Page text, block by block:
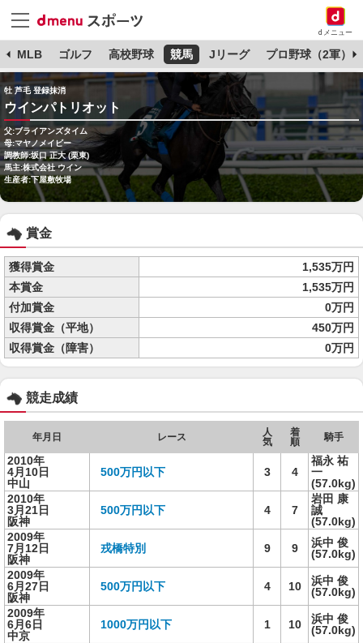
dメニュー
MLB ゴルフ 高校野球 競馬 Jリーグ プロ野球（2軍）
牡 芦毛 登録抹消
ウインパトリオット
父:ブライアンズタイム
母:マヤノメイビー
調教師:坂口 正大 (栗東)
馬主:株式会社 ウイン
生産者:下屋敷牧場
賞金
獲得賞金
1,535万円
本賞金
1,535万円
付加賞金
0万円
収得賞金（平地）
450万円
収得賞金（障害）
0万円
競走成績
年月日 レース
人
気
着
順
騎手
2010年
4月10日
中山
500万円以下 3 4
福永 祐
一
(57.0kg)
2010年
3月21日
阪神
500万円以下 4 7
岩田 康
誠
(57.0kg)
2009年
7月12日
阪神
戎橋特別 9 9
浜中 俊
(57.0kg)
2009年
6月27日
阪神
500万円以下 4 10
浜中 俊
(57.0kg)
2009年
6月6日
中京
1000万円以下 1 10
浜中 俊
(57.0kg)